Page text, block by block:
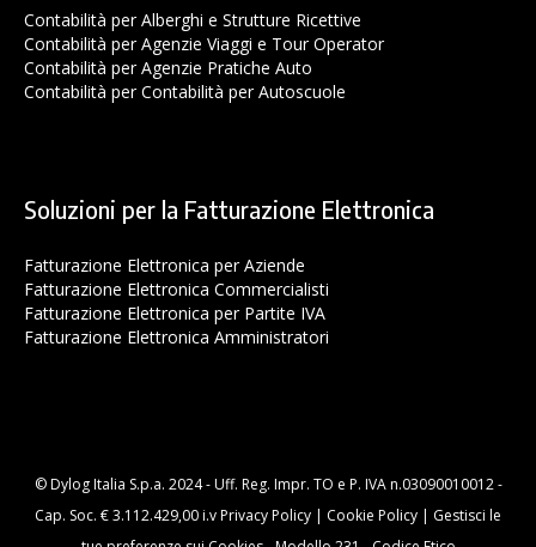
Contabilità per Alberghi e Strutture Ricettive
Contabilità per Agenzie Viaggi e Tour Operator
Contabilità per Agenzie Pratiche Auto
Contabilità per Contabilità per Autoscuole
Soluzioni per la Fatturazione Elettronica
Fatturazione Elettronica per Aziende
Fatturazione Elettronica Commercialisti
Fatturazione Elettronica per Partite IVA
Fatturazione Elettronica Amministratori
© Dylog Italia S.p.a. 2024 - Uff. Reg. Impr. TO e P. IVA n.03090010012 -
Cap. Soc. € 3.112.429,00 i.vPrivacy Policy | Cookie Policy | Gestisci le